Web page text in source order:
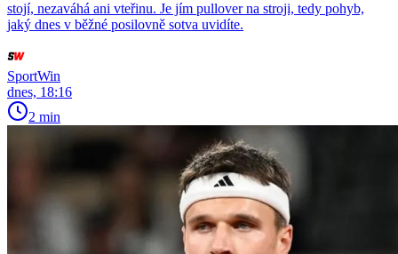
stojí, nezaváhá ani vteřinu. Je jím pullover na stroji, tedy pohyb,
jaký dnes v běžné posilovně sotva uvidíte.
SportWin
dnes, 18:16
2 min